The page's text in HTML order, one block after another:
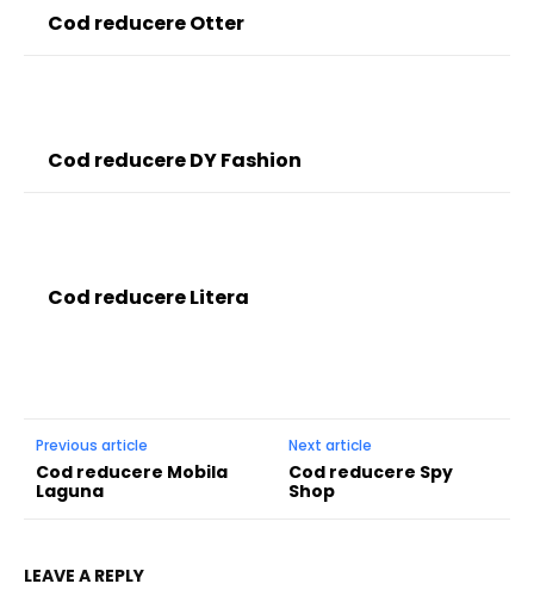
Cod reducere Otter
Cod reducere DY Fashion
Cod reducere Litera
Previous article
Cod reducere Mobila
Laguna
Next article
Cod reducere Spy
Shop
LEAVE A REPLY